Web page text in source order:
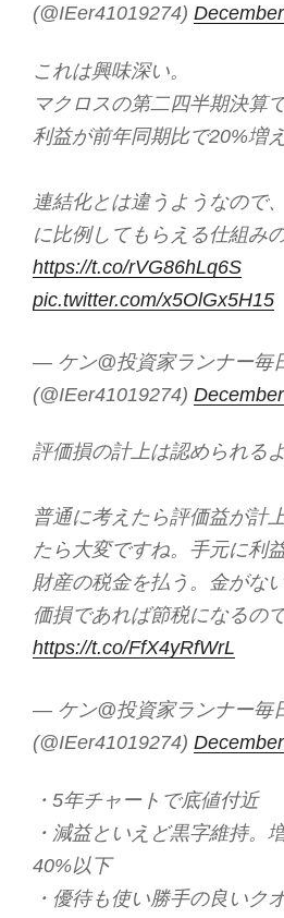
(@IEer41019274)
これは興味深い。
マクロスの第二四半期決算
利益が前年同期比で20%増
連結化とは違うようなので
に比例してもらえる仕組み
https://t.co/rVG86hLq6S
pic.twitter.com/x5OlGx5H15
— ケン@投資家ランナー毎
(@IEer41019274)
評価損の計上は認められる
普通に考えたら評価益が計
たら大変ですね。手元に利
財産の税金を払う。金がな
価損であれば節税になるの
https://t.co/FfX4yRfWrL
— ケン@投資家ランナー毎
(@IEer41019274)
・5年チャートで底値付近
・減益といえど黒字維持。
40%以下
・優待も使い勝手の良いク